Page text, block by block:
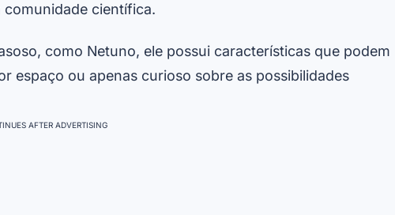
científica.
como Netuno, ele possui características que podem
espaço ou apenas curioso sobre as possibilidades
AFTER ADVERTISING